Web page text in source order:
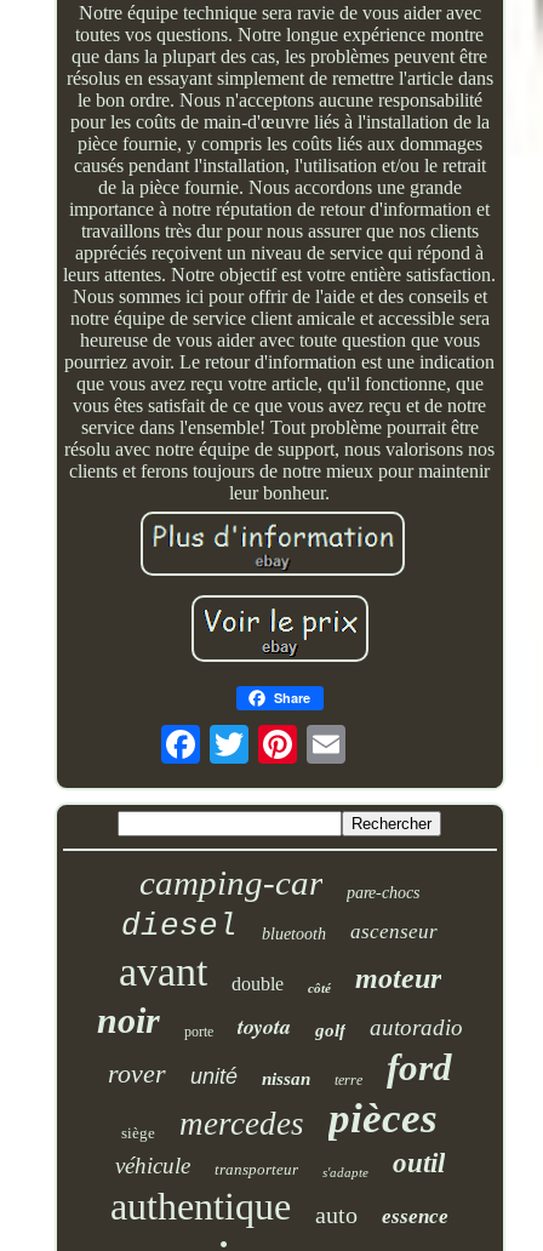
Notre équipe technique sera ravie de vous aider avec
toutes vos questions. Notre longue expérience montre
que dans la plupart des cas, les problèmes peuvent être
résolus en essayant simplement de remettre l'article dans
le bon ordre. Nous n'acceptons aucune responsabilité
pour les coûts de main-d'œuvre liés à l'installation de la
pièce fournie, y compris les coûts liés aux dommages
causés pendant l'installation, l'utilisation et/ou le retrait
de la pièce fournie. Nous accordons une grande
importance à notre réputation de retour d'information et
travaillons très dur pour nous assurer que nos clients
appréciés reçoivent un niveau de service qui répond à
leurs attentes. Notre objectif est votre entière satisfaction.
Nous sommes ici pour offrir de l'aide et des conseils et
notre équipe de service client amicale et accessible sera
heureuse de vous aider avec toute question que vous
pourriez avoir. Le retour d'information est une indication
que vous avez reçu votre article, qu'il fonctionne, que
vous êtes satisfait de ce que vous avez reçu et de notre
service dans l'ensemble! Tout problème pourrait être
résolu avec notre équipe de support, nous valorisons nos
clients et ferons toujours de notre mieux pour maintenir
leur bonheur.
Share
camping-car pare-chocs
diesel bluetooth ascenseur
avant double côté moteur
noir porte toyota golf autoradio
rover unité nissan terre ford
siège mercedes pièces
véhicule transporteur s'adapte outil
authentique auto essence